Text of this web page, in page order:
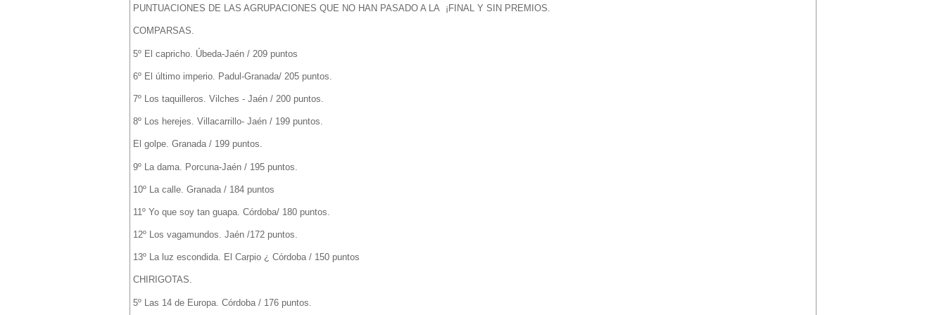
PUNTUACIONES DE LAS AGRUPACIONES QUE NO HAN PASADO A LA ¡FINAL Y SIN PREMIOS.
COMPARSAS.
5º El capricho. Úbeda-Jaén / 209 puntos
6º El último imperio. Padul-Granada/ 205 puntos.
7º Los taquilleros. Vilches - Jaén / 200 puntos.
8º Los herejes. Villacarrillo- Jaén / 199 puntos.
El golpe. Granada / 199 puntos.
9º La dama. Porcuna-Jaén / 195 puntos.
10º La calle. Granada / 184 puntos
11º Yo que soy tan guapa. Córdoba/ 180 puntos.
12º Los vagamundos. Jaén /172 puntos.
13º La luz escondida. El Carpio ¿ Córdoba / 150 puntos
CHIRIGOTAS.
5º Las 14 de Europa. Córdoba / 176 puntos.